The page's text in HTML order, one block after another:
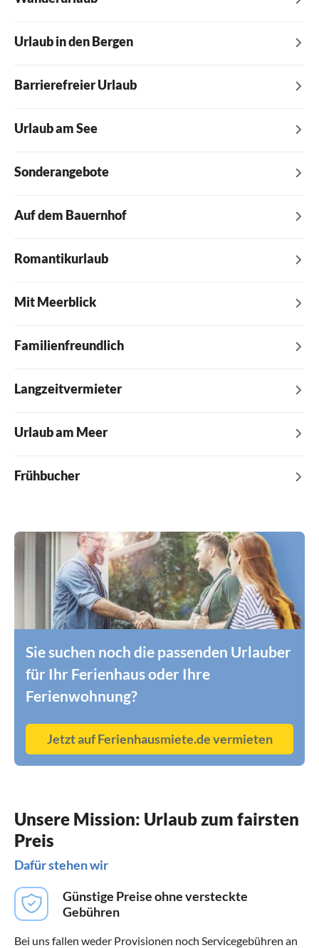
Litauen
1 Unterkünfte
Estland
1 Unterkünfte
Ukraine
1 Unterkünfte
Serbien
1 Unterkünfte
Urlaub in den Bergen
Barrierefreier Urlaub
Urlaub am See
Sonderangebote
Auf dem Bauernhof
Romantikurlaub
Mit Meerblick
Familienfreundlich
Langzeitvermieter
Urlaub am Meer
Frühbucher
Sie suchen noch die passenden Urlauber
für Ihr Ferienhaus oder Ihre
Ferienwohnung?
Jetzt auf Ferienhausmiete.de vermieten
Unsere Mission: Urlaub zum fairsten
Preis
Dafür stehen wir
Günstige Preise ohne versteckte
Gebühren
Bei uns fallen weder Provisionen noch Servicegebühren an